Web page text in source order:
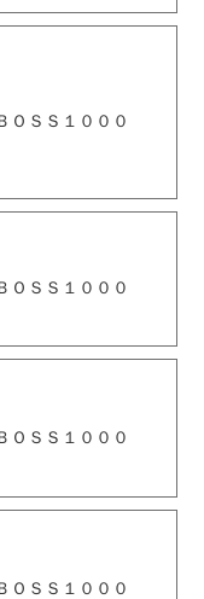
ＯＳＳ１０００
ＯＳＳ１０００
ＯＳＳ１０００
ＯＳＳ１０００